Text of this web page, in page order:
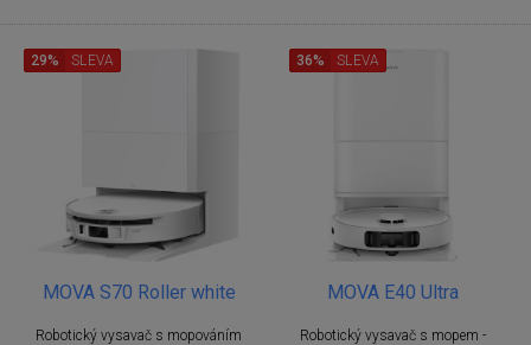
MOVA S70 Roller white
Robotický vysavač s mopováním
29% SLEVA
MOVA E40 Ultra
Robotický vysavač s mopem -
36% SLEVA